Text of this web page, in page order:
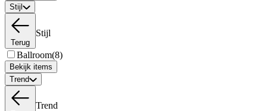
Stijl
Terug
Stijl
Ballroom(8)
Bekijk items
Trend
Trend